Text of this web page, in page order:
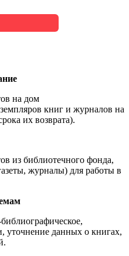
на дом
книг и журналов на
их возврата).
из библиотечного фонда,
журналы) для работы в
уточнение данных о книгах,